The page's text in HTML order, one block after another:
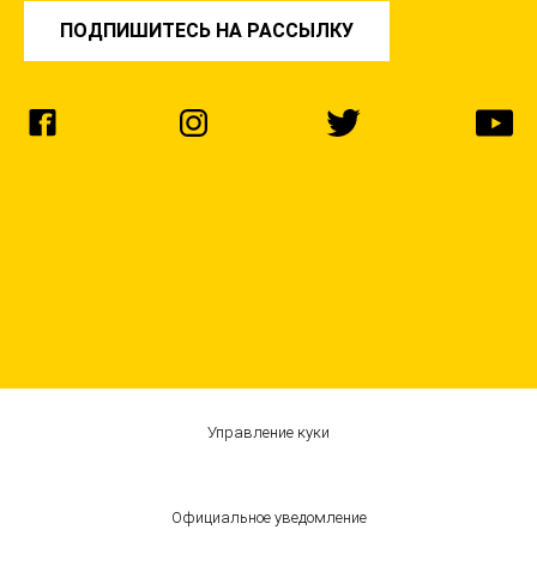
ПОДПИШИТЕСЬ НА РАССЫЛКУ
Управление куки
Официальное уведомление